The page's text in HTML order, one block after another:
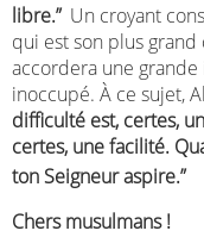
libre.” Un croyant
qui est son plus
accordera une
inoccupé. À ce sujet,
difficulté est, certes,
certes, une facilité.
ton Seigneur aspire.”
Chers musulmans !